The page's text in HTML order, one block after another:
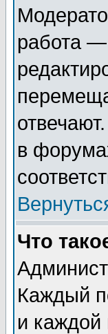
работа
в
Что
Каждый
и каждой